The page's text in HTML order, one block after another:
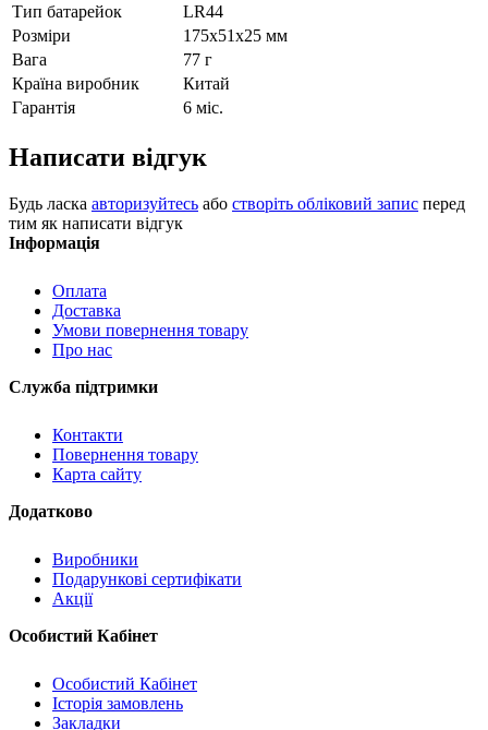
Тип батарейок
LR44
Розміри
175x51x25 мм
Вага
77 г
Країна виробник
Китай
Гарантія
6 міс.
Написати відгук
Будь ласка авторизуйтесь або створіть обліковий запис перед
тим як написати відгук
Інформація
Оплата
Доставка
Умови повернення товару
Про нас
Служба підтримки
Контакти
Повернення товару
Карта сайту
Додатково
Виробники
Подарункові сертифікати
Акції
Особистий Кабінет
Особистий Кабінет
Історія замовлень
Закладки